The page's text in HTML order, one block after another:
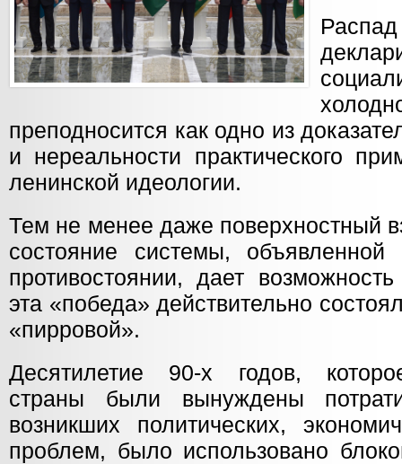
преподносится как одно из
и нереальности практического
ленинской идеологии.
Тем не менее даже поверхностный
состояние системы,
противостоянии, дает
эта «победа» действительно
«пирровой».
Десятилетие 90-х годов,
страны были вынуждены
возникших политических,
проблем, было использовано